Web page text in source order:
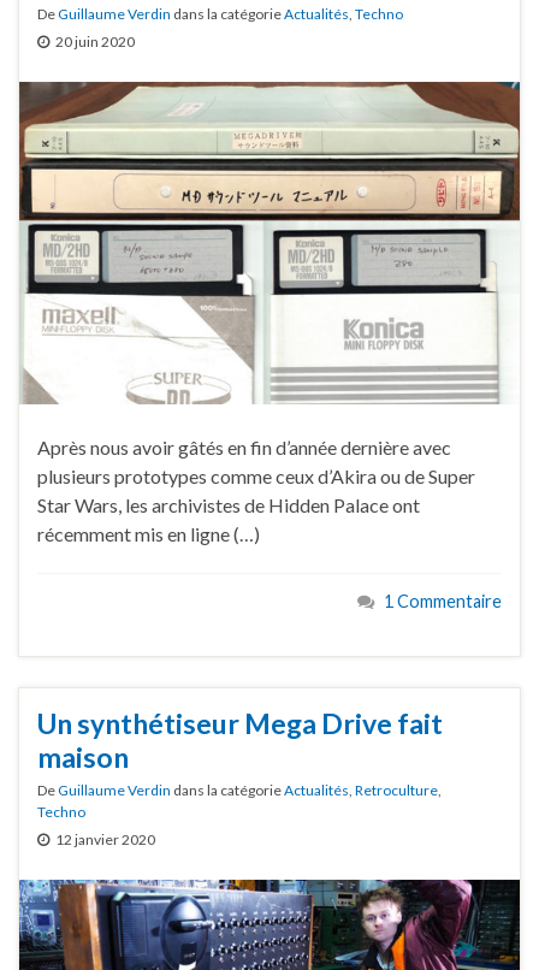
DeGuillaume Verdin dans la catégorieActualités, Techno
20 juin 2020
Après nous avoir gâtés en fin d’année dernière avec
plusieurs prototypes comme ceux d’Akira ou de Super
Star Wars, les archivistes de Hidden Palace ont
récemment mis en ligne (…)
1 Commentaire
Un synthétiseur Mega Drive fait
maison
DeGuillaume Verdin dans la catégorieActualités Retroculture
Techno
12 janvier 2020